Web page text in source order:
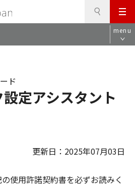
メ
ニ
ュ
menu
定アシスタント
ド
更新日：2025年07月03日
使用許諾契約書を必ずお読みく